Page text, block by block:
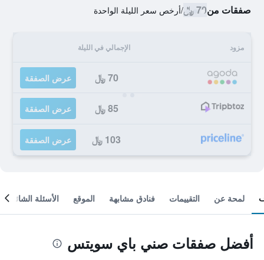
صفقات من70 ﷼ /أرخص سعر الليلة الواحدة
مزود الإجمالي في الليلة
70 ﷼ عرض الصفقة
85 ﷼ عرض الصفقة
103 ﷼ عرض الصفقة
لمحة عن التقييمات فنادق مشابهة الموقع الأسئلة الشائعة
أفضل صفقات صني باي سويتس